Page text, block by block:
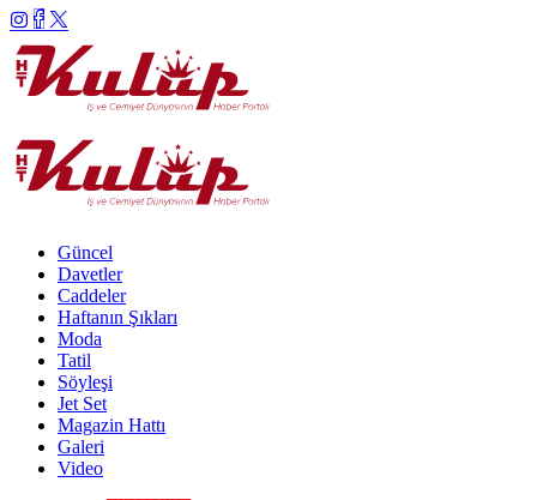
Güncel
Davetler
Caddeler
Haftanın Şıkları
Moda
Tatil
Söyleşi
Jet Set
Magazin Hattı
Galeri
Video